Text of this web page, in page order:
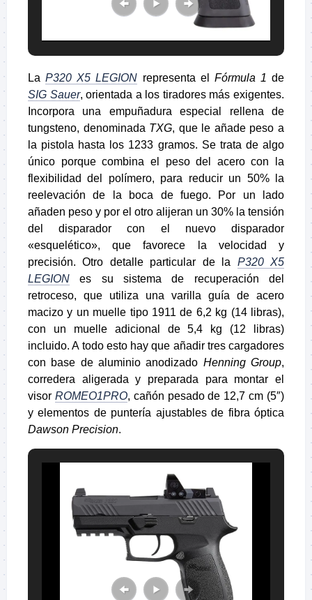
LaP320 X5 LEGION representa el Fórmula 1 de
SIG Sauer, orientada a los tiradores más exigentes.
Incorpora una empuñadura especial rellena de
tungsteno, denominada TXG, que le añade peso a
la pistola hasta los 1233 gramos. Se trata de algo
único porque combina el peso del acero con la
flexibilidad del polímero, para reducir un 50% la
reelevación de la boca de fuego. Por un lado
añaden peso y por el otro alijeran un 30% la tensión
del disparador con el nuevo disparador
«esquelético», que favorece la velocidad y
precisión. Otro detalle particular de la P320 X5
LEGION es su sistema de recuperación del
retroceso, que utiliza una varilla guía de acero
macizo y un muelle tipo 1911 de 6,2 kg (14 libras),
con un muelle adicional de 5,4 kg (12 libras)
incluido. A todo esto hay que añadir tres cargadores
con base de aluminio anodizado Henning Group,
corredera aligerada y preparada para montar el
visor ROMEO1PRO, cañón pesado de 12,7 cm (5″)
y elementos de puntería ajustables de fibra óptica
Dawson Precision.